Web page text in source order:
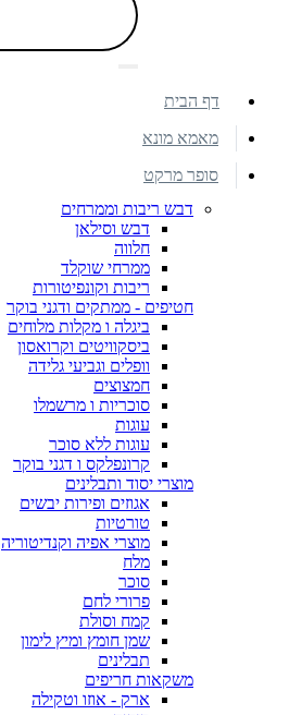
דף הבית
מאמא מונא
סופר מרקט
דבש ריבות וממרחים
דבש וסילאן
חלווה
ממרחי שוקלד
ריבות וקונפיטורות
חטיפים - ממתקים ודגני בוקר
ביגלה ו מקלות מלוחים
ביסקוויטים וקרואסון
וופלים וגביעי גלידה
חמצוצים
סוכריות ו מרשמלו
עוגות
עוגות ללא סוכר
קרונפלקס ו דגני בוקר
מוצרי יסוד ותבלינים
אגוזים ופירות יבשים
טורטיות
מוצרי אפיה וקנדיטוריה
מלח
סוכר
פרורי לחם
קמח וסולת
שמן חומץ ומיץ לימון
תבלינים
משקאות חריפים
ארק - אוזו וטקילה